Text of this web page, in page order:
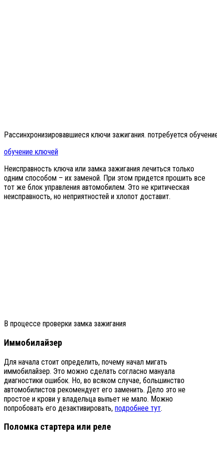
Рассинхронизировавшиеся ключи зажигания. потребуется
обучение ключей
Неисправность ключа или замка зажигания лечиться только
одним способом – их заменой. При этом придется прошить все
тот же блок управления автомобилем. Это не критическая
неисправность, но неприятностей и хлопот доставит.
В процессе проверки замка зажигания
Иммобилайзер
Для начала стоит определить, почему начал мигать
иммобилайзер. Это можно сделать согласно мануала
диагностики ошибок. Но, во всяком случае, большинство
автомобилистов рекомендует его заменить. Дело это не
простое и крови у владельца выпьет не мало. Можно
попробовать его дезактивировать, подробнее тут.
Поломка стартера или реле